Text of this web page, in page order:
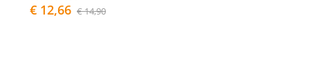
€ 12,66 € 14,90